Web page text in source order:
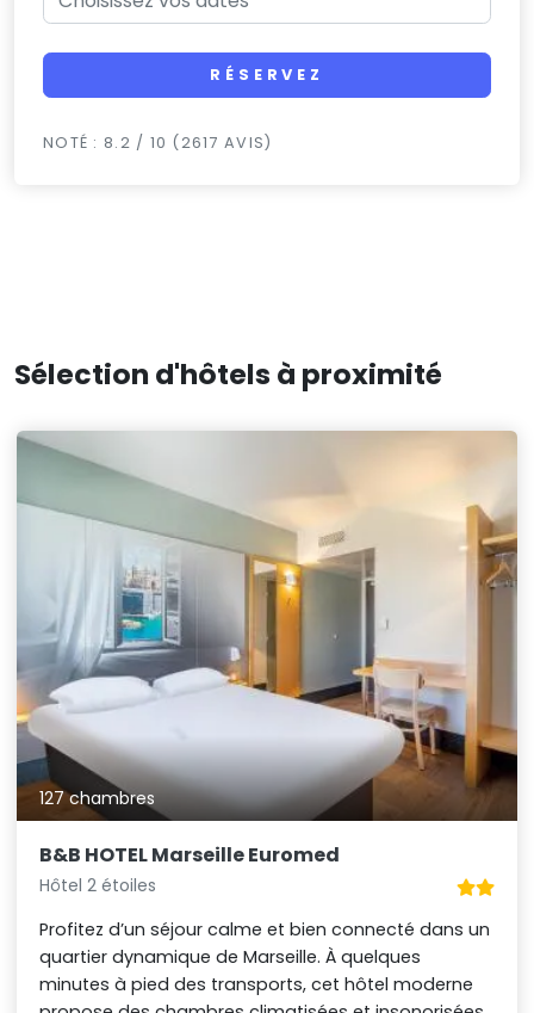
RÉSERVEZ
NOTÉ : 8.2 / 10 (2617 AVIS)
Sélection d'hôtels à proximité
127 chambres
B&B HOTEL Marseille Euromed
Hôtel 2 étoiles
Profitez d’un séjour calme et bien connecté dans un
quartier dynamique de Marseille. À quelques
minutes à pied des transports, cet hôtel moderne